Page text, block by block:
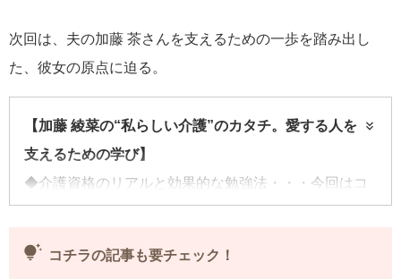
次回は、夫の加藤 茶さんを支えるための一歩を踏み出し
た、彼女の原点に迫る。
【加藤 綾菜の“私らしい介護”のカタチ。愛する人を
支えるための学び】
◆介護資格のリアルと効果的な勉強法・・・今回はコ
◆
tips_and_updates コチラの記事も要チェック！